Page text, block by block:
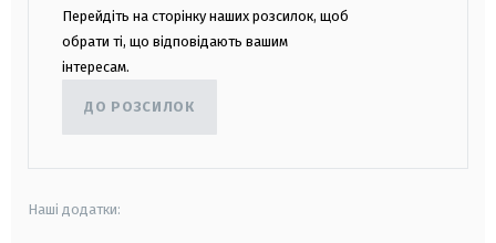
Перейдіть на сторінку наших розсилок, щоб
обрати ті, що відповідають вашим
інтересам.
ДО РОЗСИЛОК
Наші додатки: